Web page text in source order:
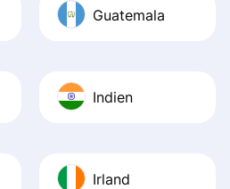
Guatemala
Indien
Irland